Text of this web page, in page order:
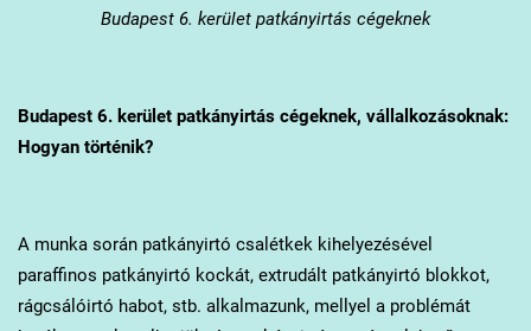
Budapest 6. kerület patkányirtás cégeknek
Budapest 6. kerületpatkányirtás cégeknek, vállalkozásoknak:
Hogyan történik?
A munka során patkányirtó csalétkek kihelyezésével
paraffinos patkányirtó kockát, extrudált patkányirtó blokkot,
rágcsálóirtó habot, stb. alkalmazunk, mellyel a problémát